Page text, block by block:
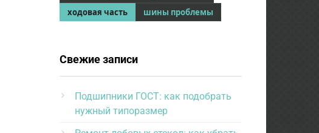
ходовая часть
шины проблемы
Свежие записи
Подшипники ГОСТ: как подобрать
нужный типоразмер